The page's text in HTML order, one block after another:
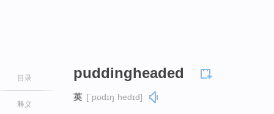
目录
释义
puddingheaded
英 [ˈpʊdɪŋˈhedɪd]